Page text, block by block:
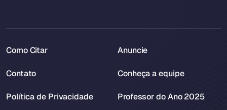
Como Citar
Contato
Política de Privacidade
Anuncie
Conheça a equipe
Professor do Ano 2025